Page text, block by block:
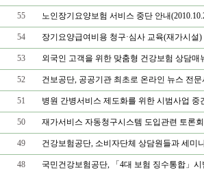
55 노인장기요양보험 서비스 중단 안내
54 장기요양급여비용 청구·심사 교육(재가시설)
53 외국인 고객을 위한 맞춤형 건강보험 상담매
52 건보공단, 공공기관 최초로 온라인 뉴스 전문
51 병원 간병서비스 제도화를 위한 시범사업 중
50 재가서비스 자동청구시스템 도입관련 토론회
49 건강보험공단, 소비자단체 상담원들과 세미
48 국민건강보험공단, 「4대 보험 징수통합」시